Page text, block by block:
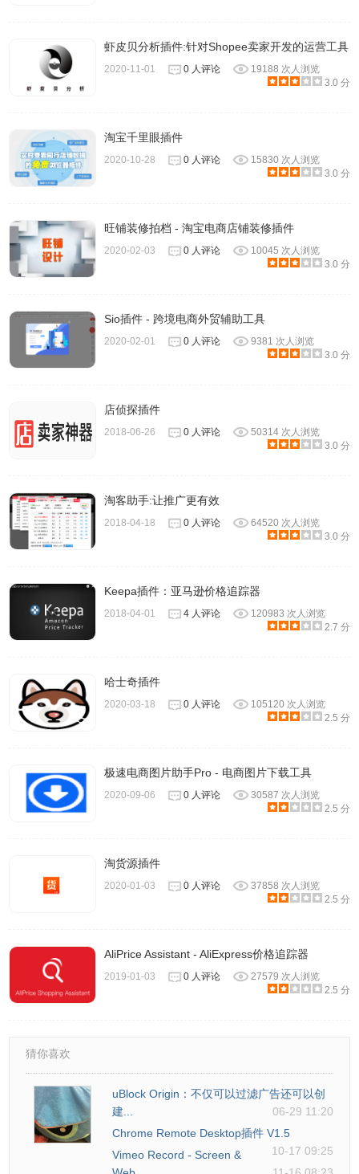
虾皮贝分析插件:针对Shopee卖家开发的运营工具
2020-11-01 0 人评论
19188 次人浏览
3.0 分
淘宝千里眼插件
2020-10-28 0 人评论
15830 次人浏览
3.0 分
旺铺装修拍档 - 淘宝电商店铺装修插件
2020-02-03 0 人评论
10045 次人浏览
3.0 分
Sio插件 - 跨境电商外贸辅助工具
2020-02-01 0 人评论
9381 次人浏览
3.0 分
店侦探插件
2018-06-26 0 人评论
50314 次人浏览
3.0 分
淘客助手:让推广更有效
2018-04-18 0 人评论
64520 次人浏览
3.0 分
Keepa插件：亚马逊价格追踪器
2018-04-01 4 人评论
120983 次人浏览
2.7 分
哈士奇插件
2020-03-18 0 人评论
105120 次人浏览
2.5 分
极速电商图片助手Pro - 电商图片下载工具
2020-09-06 0 人评论
30587 次人浏览
2.5 分
淘货源插件
2020-01-03 0 人评论
37858 次人浏览
2.5 分
AliPrice Assistant - AliExpress价格追踪器
2019-01-03 0 人评论
27579 次人浏览
2.5 分
猜你喜欢
uBlock Origin：不仅可以过滤广告还可以创
建...
06-29 11:20
Chrome Remote Desktop插件 V1.5
10-17 09:25
Vimeo Record - Screen &